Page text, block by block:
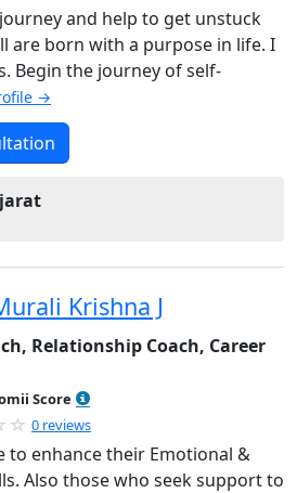
and help to get unstuck
are born with a purpose in life. I
Begin the journey of self-
→
Krishna J
Relationship Coach, Career
Score
0 reviews
to enhance their Emotional &
Also those who seek support to